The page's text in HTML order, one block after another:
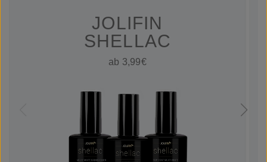
JOLIFIN
SHELLAC
ab 3,99€